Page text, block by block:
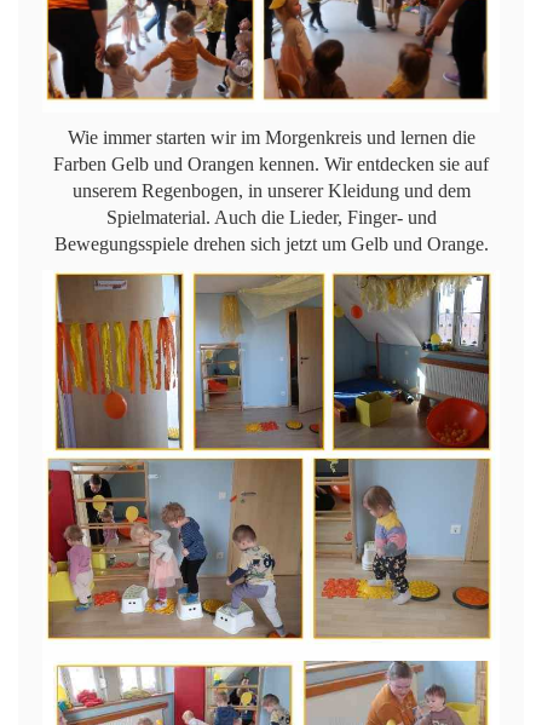
Wie immer starten wir im Morgenkreis und lernen die
Farben Gelb und Orangen kennen. Wir entdecken sie auf
unserem Regenbogen, in unserer Kleidung und dem
Spielmaterial. Auch die Lieder, Finger- und
Bewegungsspiele drehen sich jetzt um Gelb und Orange.